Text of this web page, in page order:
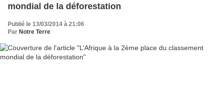
mondial de la déforestation
Publié le 13/03/2014 à 21:06
Par Notre Terre